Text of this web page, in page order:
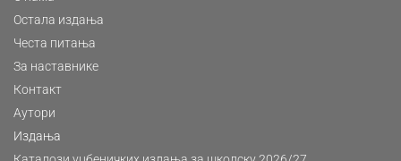
Остала издања
Честа питања
За наставнике
Контакт
Аутори
Издања